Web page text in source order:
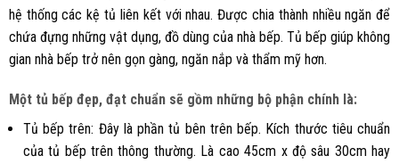
hệ thống các kệ tủ liên kết với nhau. Được chia thành nhiều ngăn để
chứa đựng những vật dụng, đồ dùng của nhà bếp. Tủ bếp giúp không
gian nhà bếp trở nên gọn gàng, ngăn nắp và thẩm mỹ hơn.
Một tủ bếp đẹp, đạt chuẩn sẽ gồm những bộ phận chính là:
Tủ bếp trên: Đây là phần tủ bên trên bếp. Kích thước tiêu chuẩn
của tủ bếp trên thông thường. Là cao 45cm x độ sâu 30cm hay